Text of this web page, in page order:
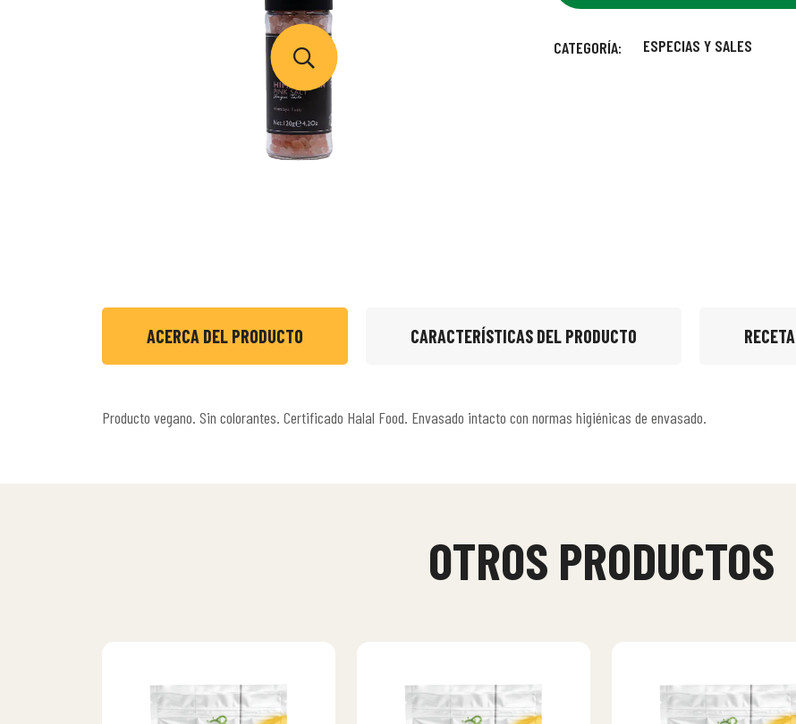
CATEGORÍA: ESPECIAS Y SALES
ACERCA DEL PRODUCTO CARACTERÍSTICAS DEL PRODUCTO RECETA
Producto vegano. Sin colorantes. Certificado Halal Food. Envasado intacto con normas higiénicas de envasado.
OTROS PRODUCTOS